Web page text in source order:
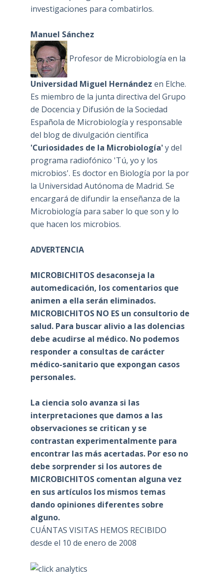
investigaciones para combatirlos.
Manuel Sánchez
Profesor de Microbiología en la
Universidad Miguel Hernández en Elche.
Es miembro de la junta directiva del Grupo
de Docencia y Difusión de la Sociedad
Española de Microbiología y responsable
del blog de divulgación científica
'Curiosidades de la Microbiología'y del
programa radiofónico 'Tú, yo y los
microbios'. Es doctor en Biología por la por
la Universidad Autónoma de Madrid. Se
encargará de difundir la enseñanza de la
Microbiología para saber lo que son y lo
que hacen los microbios.
ADVERTENCIA
MICROBICHITOS desaconseja la
automedicación, los comentarios que
animen a ella serán eliminados.
MICROBICHITOS NO ES un consultorio de
salud. Para buscar alivio a las dolencias
debe acudirse al médico. No podemos
responder a consultas de carácter
médico-sanitario que expongan casos
personales.
La ciencia solo avanza si las
interpretaciones que damos a las
observaciones se critican y se
contrastan experimentalmente para
encontrar las más acertadas. Por eso no
debe sorprender si los autores de
MICROBICHITOS comentan alguna vez
en sus artículos los mismos temas
dando opiniones diferentes sobre
alguno.
CUÁNTAS VISITAS HEMOS RECIBIDO
desde el 10 de enero de 2008